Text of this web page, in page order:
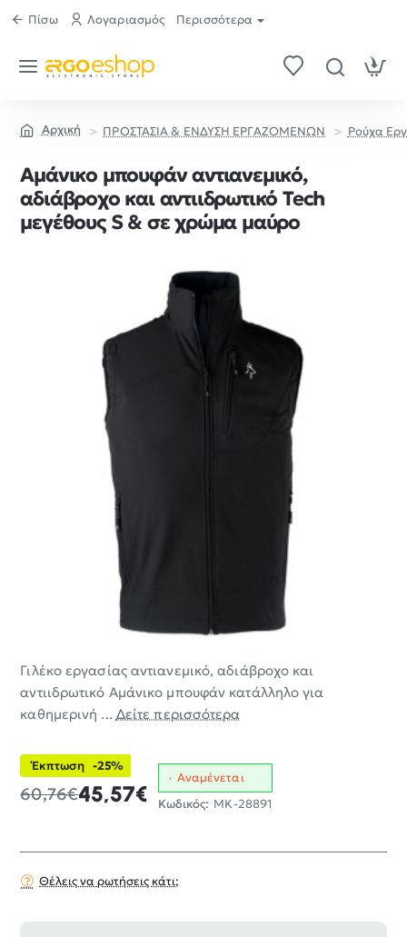
Πίσω Λογαριασμός Περισσότερα
ΠΡΟΣΤΑΣΙΑ & ΕΝΔΥΣΗ ΕΡΓΑΖΟΜΕΝΩΝ Ρούχα
Αμάνικο μπουφάν αντιανεμικό,
αδιάβροχο και αντιιδρωτικό Tech
μεγέθους S & σε χρώμα μαύρο
Γιλέκο εργασίας αντιανεμικό, αδιάβροχο και
αντιιδρωτικό Αμάνικο μπουφάν κατάλληλο για
καθημερινή ... Δείτε περισσότερα
Έκπτωση -25%
45,57€
60,76€
Αναμένεται
Κωδικός: MK-28891
Θέλεις να ρωτήσεις κάτι;